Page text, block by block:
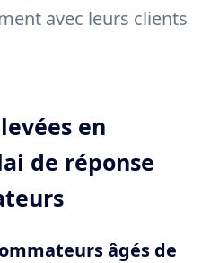
avec leurs clients
en
de réponse
âgés de